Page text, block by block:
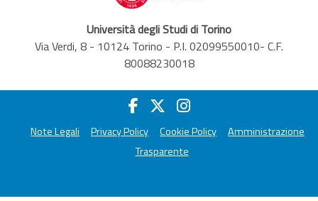
Università degli Studi di Torino
Via Verdi, 8 - 10124 Torino - P.I. 02099550010- C.F.
80088230018
Note Legali Privacy Policy Cookie Policy
Amministrazione
Trasparente